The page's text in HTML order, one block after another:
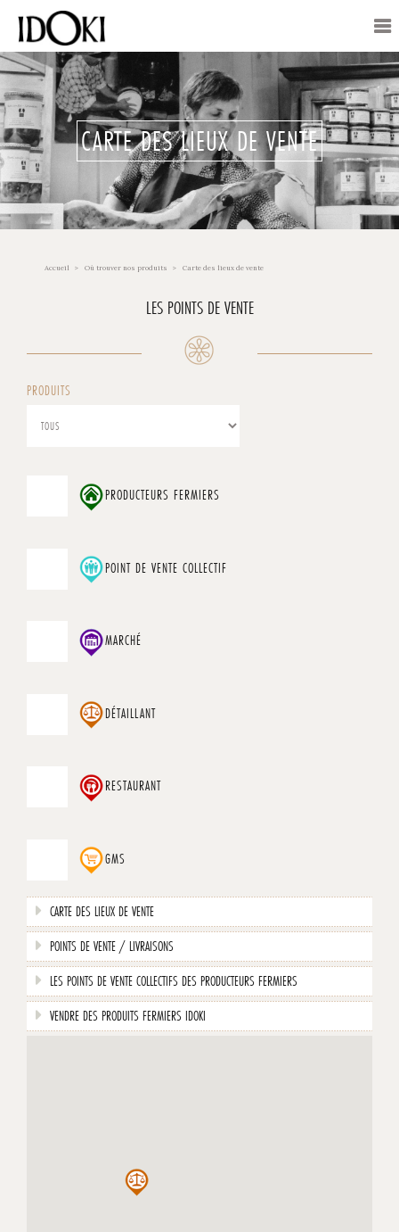
CARTE DES LIEUX DE VENTE
Accueil Où trouver nos produits Carte des lieux de vente
LES POINTS DE VENTE
PRODUITS
PRODUCTEURS FERMIERS
POINT DE VENTE COLLECTIF
MARCHÉ
DÉTAILLANT
RESTAURANT
GMS
CARTE DES LIEUX DE VENTE
POINTS DE VENTE / LIVRAISONS
LES POINTS DE VENTE COLLECTIFS DES PRODUCTEURS FERMIERS
VENDRE DES PRODUITS FERMIERS IDOKI